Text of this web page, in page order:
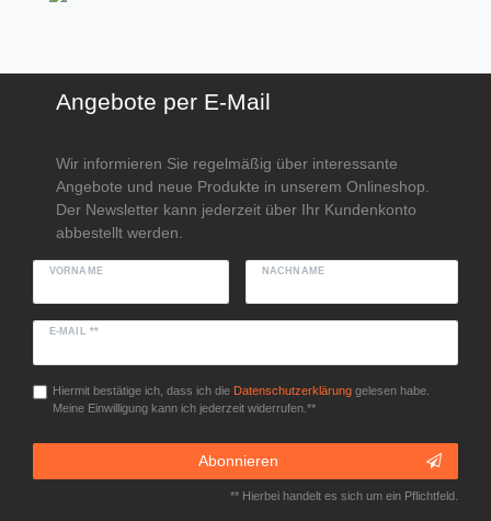
Angebote per E-Mail
Wir informieren Sie regelmäßig über interessante
Angebote und neue Produkte in unserem Onlineshop.
Der Newsletter kann jederzeit über Ihr Kundenkonto
abbestellt werden.
VORNAME NACHNAME
E-MAIL **
Hiermit bestätige ich, dass ich die Daten­schutz­erklärunggelesen habe.
Meine Einwilligung kann ich jederzeit widerrufen.**
Abonnieren
** Hierbei handelt es sich um ein Pflichtfeld.